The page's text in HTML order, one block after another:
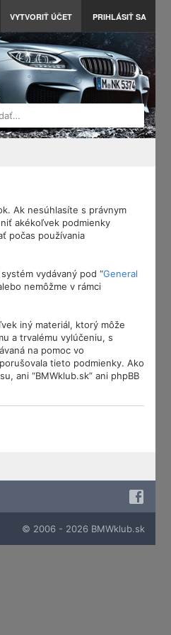
VYTVORIŤ ÚČET PRIHLÁSIŤ SA
Ak nesúhlasíte s právnym
akékoľvek podmienky
počas používania
vydávaný pod “General
nemôžme v rámci
iný materiál, ktorý môže
a trvalému vylúčeniu, s
na pomoc vo
tieto podmienky. Ako
ani “BMWklub.sk” ani phpBB
© 2006 - 2026 BMWklub.sk